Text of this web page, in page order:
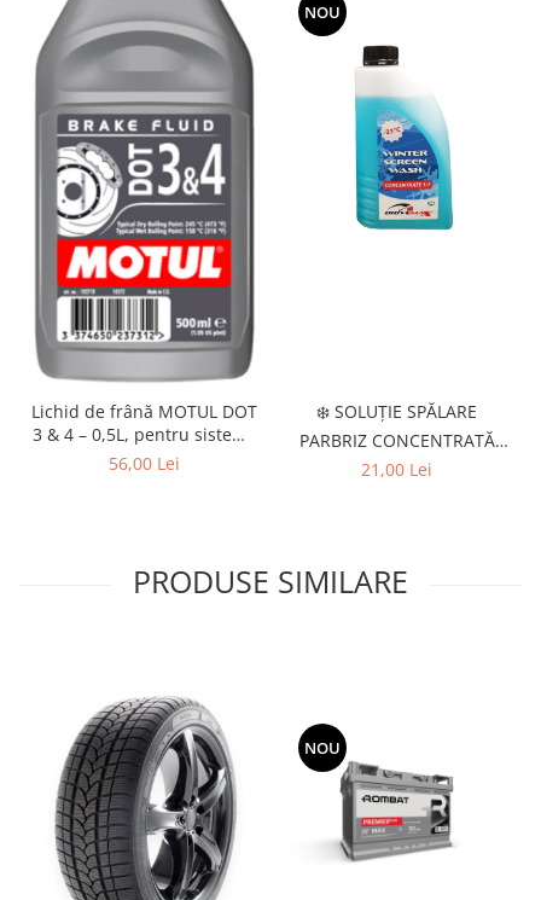
Lichid de frână MOTUL DOT
3 & 4 – 0,5L, pentru sisteme
hidraulice de frânare și
56,00 Lei
NOU
❄️ SOLUȚIE SPĂLARE
PARBRIZ CONCENTRATĂ
IARNĂ DRIVEMAX 1L –
21,00 Lei
PRODUSE SIMILARE
NOU